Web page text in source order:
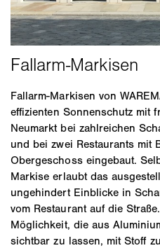
Fallarm-Markisen von
effizienten Sonnenschutz mit
Neumarkt bei zahlreichen
und bei zwei Restaurants mit
Obergeschoss eingebaut.
Markise erlaubt das
ungehindert Einblicke in
vom Restaurant auf die
Möglichkeit, die aus
sichtbar zu lassen, mit Stoff